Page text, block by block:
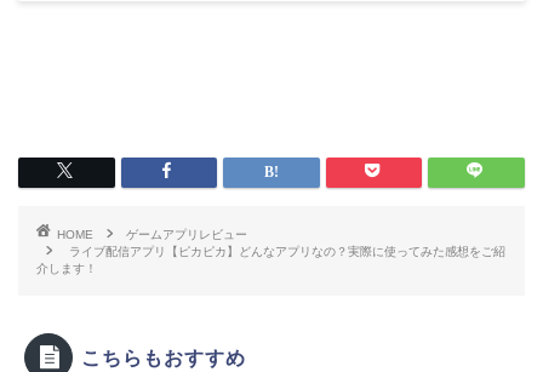
HOME
ゲームアプリレビュー
ライブ配信アプリ【ピカピカ】どんなアプリなの？実際に使ってみた感想をご紹
介します！
こちらもおすすめ